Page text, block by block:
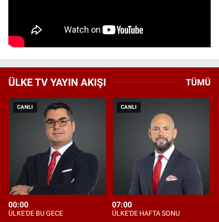
ÜLKE TV YAYIN AKIŞI TÜMÜ
CANLI
00:00
ÜLKE'DE BU GECE
CANLI
07:00
ÜLKE'DE HAFTA SONU